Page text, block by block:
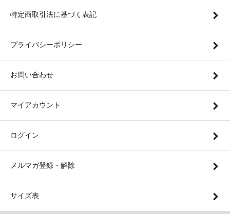
特定商取引法に基づく表記
プライバシーポリシー
お問い合わせ
マイアカウント
ログイン
メルマガ登録・解除
サイズ表